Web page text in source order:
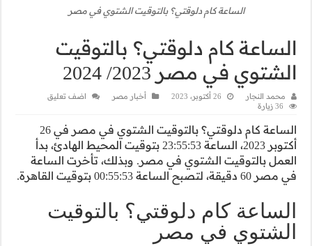
اضف تعليق
الساعة كام دلوقتي؟ بالتوقيت الشتوي في مصر في 26
بتوقيت المحيط الهادئ، بدأ
تأخرت الساعة